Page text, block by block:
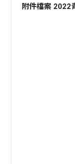
附件檔案 2022